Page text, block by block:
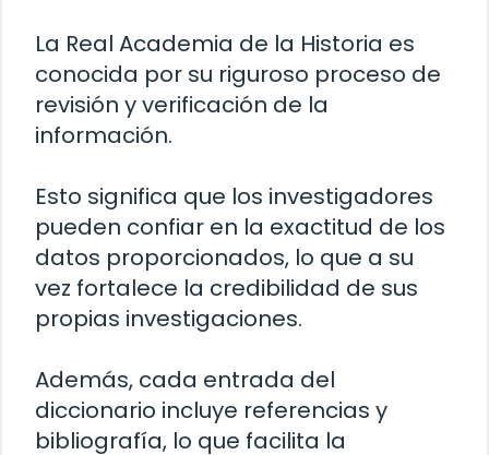
La Real Academia de la Historia es
conocida por su riguroso proceso de
revisión y verificación de la
información.
Esto significa que los investigadores
pueden confiar en la exactitud de los
datos proporcionados, lo que a su
vez fortalece la credibilidad de sus
propias investigaciones.
Además, cada entrada del
diccionario incluye referencias y
bibliografía, lo que facilita la